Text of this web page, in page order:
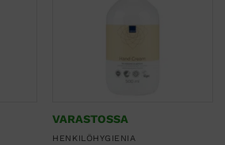
VARASTOSSA
HENKILÖHYGIENIA